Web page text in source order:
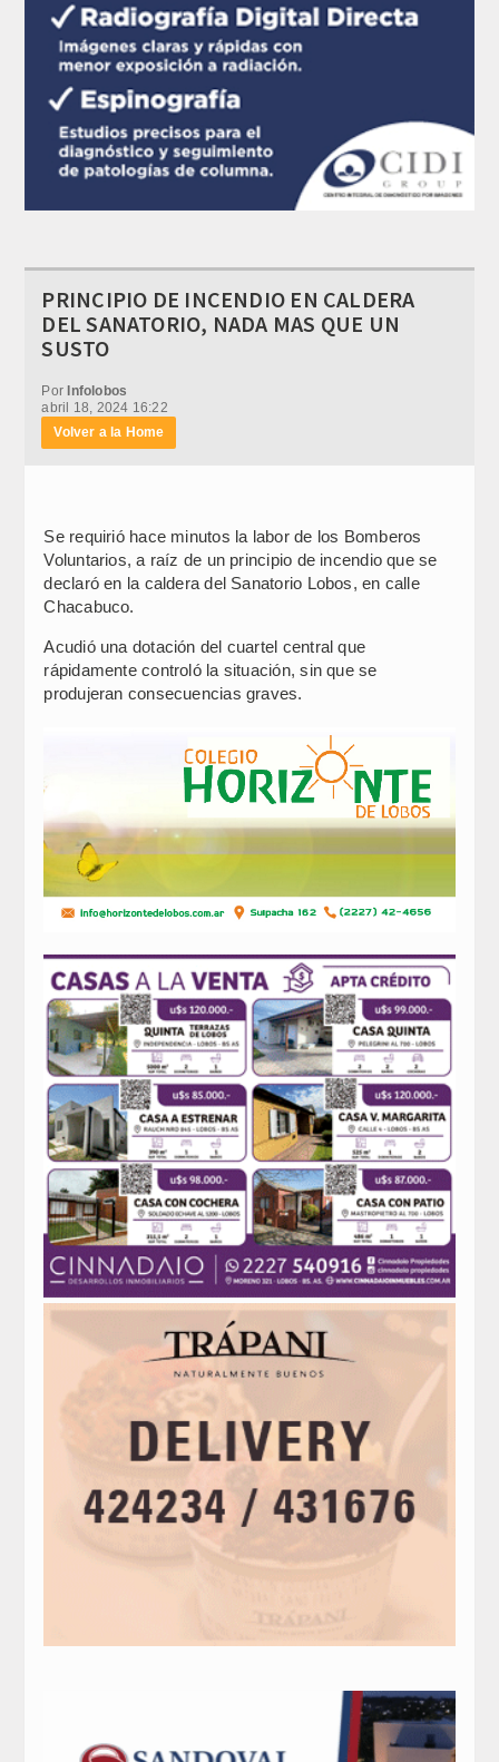
PRINCIPIO DE INCENDIO EN CALDERA
DEL SANATORIO, NADA MAS QUE UN
SUSTO
PorInfolobos
abril 18, 2024 16:22
Volver a la Home
Se requirió hace minutos la labor de los Bomberos
Voluntarios, a raíz de un principio de incendio que se
declaró en la caldera del Sanatorio Lobos, en calle
Chacabuco.
Acudió una dotación del cuartel central que
rápidamente controló la situación, sin que se
produjeran consecuencias graves.